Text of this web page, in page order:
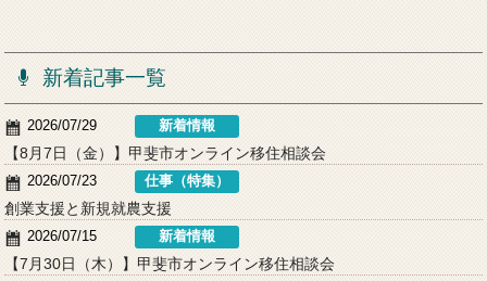
新着記事一覧
2026/07/29 新着情報
【8月7日（金）】甲斐市オンライン移住相談会
2026/07/23 仕事（特集）
創業支援と新規就農支援
2026/07/15 新着情報
【7月30日（木）】甲斐市オンライン移住相談会